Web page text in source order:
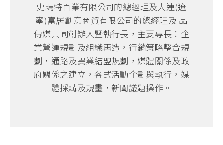
史瑪特百業有限公司的總經理及大連(遼
寧)富居創意商貿有限公司的總經理及 品
傳媒共同創辦人暨執行長，主要專長：企
業營運規劃及組織再造，行銷策略整合規
劃，通路及異業結盟規劃，媒體關係及政
府關係之建立，各式活動企劃與執行，媒
體採購及規畫，新聞議題操作。